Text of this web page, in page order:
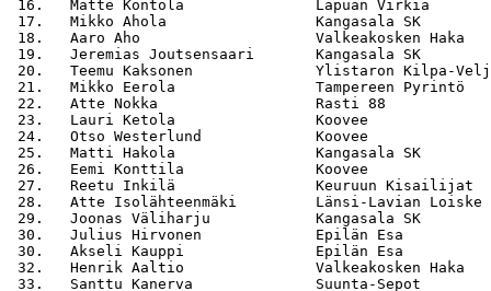
16.   Matte Kontola               Lapuan Virkiä
17.   Mikko Ahola                 Kangasala SK
18.   Aaro Aho                    Valkeakosken
19.   Jeremias Joutsensaari       Kangasala
20.   Teemu Kaksonen              Ylistaron
21.   Mikko Eerola                Tampereen
22.   Atte Nokka                  Rasti 88
23.   Lauri Ketola                Koovee
24.   Otso Westerlund             Koovee
25.   Matti Hakola                Kangasala SK
26.   Eemi Konttila               Koovee
27.   Reetu Inkilä                Keuruun
28.   Atte Isolähteenmäki         Länsi-Lavian
29.   Joonas Väliharju            Kangasala SK
30.   Julius Hirvonen             Epilän Esa
30.   Akseli Kauppi               Epilän Esa
32.   Henrik Aaltio               Valkeakosken